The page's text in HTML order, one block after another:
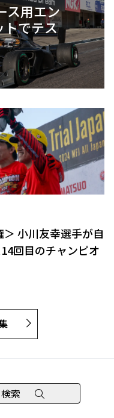
ス用エン
トでテス
小川友幸選手が自
回目のチャンピオ
索